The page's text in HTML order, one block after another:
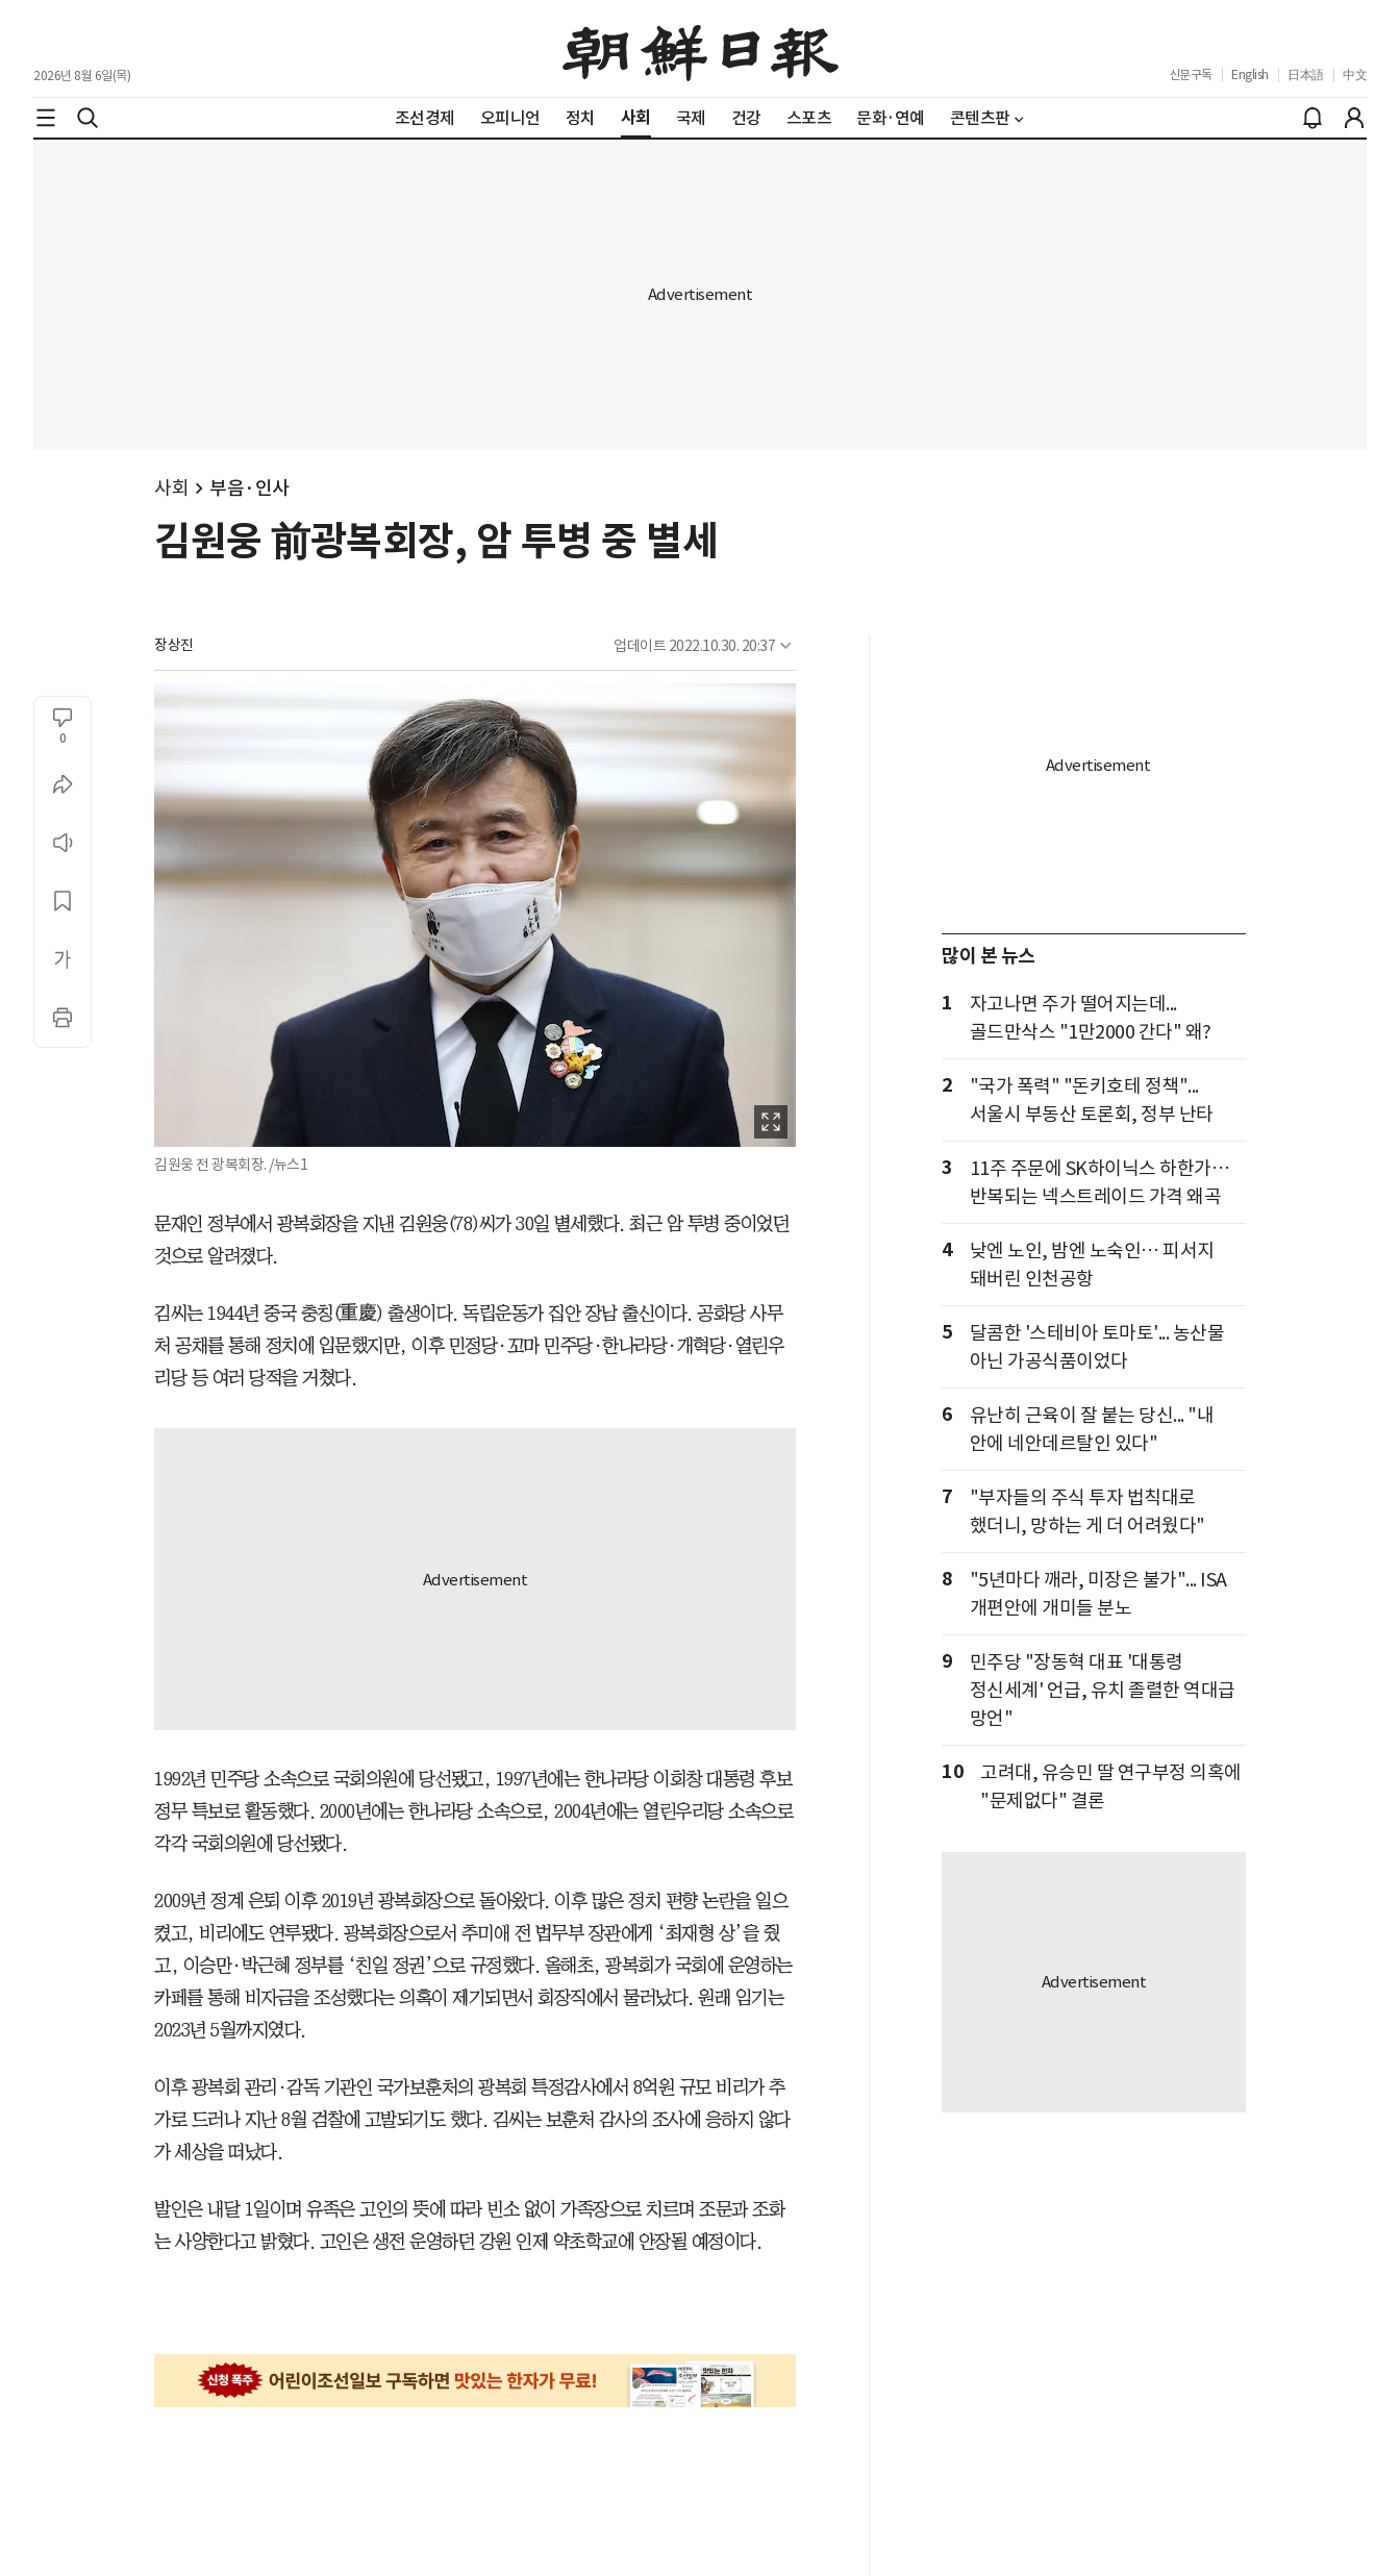
2026년 8월 6일(목) 신문구독 English 日本語 中文
조선경제 오피니언 정치 사회 국제 건강 스포츠 문화·연예 콘텐츠판
사회 부음·인사
김원웅 前광복회장, 암 투병 중 별세
장상진 업데이트 2022.10.30. 20:37
0
김원웅 전 광복회장. /뉴스1
문재인 정부에서 광복회장을 지낸 김원웅(78)씨가 30일 별세했다. 최근 암 투병 중이었던
것으로 알려졌다.
김씨는 1944년 중국 충칭(重慶) 출생이다. 독립운동가 집안 장남 출신이다. 공화당 사무
처 공채를 통해 정치에 입문했지만, 이후 민정당·꼬마 민주당·한나라당·개혁당·열린우
리당 등 여러 당적을 거쳤다.
1992년 민주당 소속으로 국회의원에 당선됐고, 1997년에는 한나라당 이회창 대통령 후보
정무 특보로 활동했다. 2000년에는 한나라당 소속으로, 2004년에는 열린우리당 소속으로
각각 국회의원에 당선됐다.
2009년 정계 은퇴 이후 2019년 광복회장으로 돌아왔다. 이후 많은 정치 편향 논란을 일으
켰고, 비리에도 연루됐다. 광복회장으로서 추미애 전 법무부 장관에게 ‘최재형 상’을 줬
고, 이승만·박근혜 정부를 ‘친일 정권’으로 규정했다. 올해초, 광복회가 국회에 운영하는
카페를 통해 비자금을 조성했다는 의혹이 제기되면서 회장직에서 물러났다. 원래 임기는
2023년 5월까지였다.
이후 광복회 관리·감독 기관인 국가보훈처의 광복회 특정감사에서 8억원 규모 비리가 추
가로 드러나 지난 8월 검찰에 고발되기도 했다. 김씨는 보훈처 감사의 조사에 응하지 않다
가 세상을 떠났다.
발인은 내달 1일이며 유족은 고인의 뜻에 따라 빈소 없이 가족장으로 치르며 조문과 조화
는 사양한다고 밝혔다. 고인은 생전 운영하던 강원 인제 약초학교에 안장될 예정이다.
많이 본 뉴스
1
자고나면 주가 떨어지는데...
골드만삭스 "1만2000 간다" 왜?
2
"국가 폭력" "돈키호테 정책"...
서울시 부동산 토론회, 정부 난타
3
11주 주문에 SK하이닉스 하한가…
반복되는 넥스트레이드 가격 왜곡
4
낮엔 노인, 밤엔 노숙인… 피서지
돼버린 인천공항
5
달콤한 '스테비아 토마토'... 농산물
아닌 가공식품이었다
6
유난히 근육이 잘 붙는 당신... "내
안에 네안데르탈인 있다"
7
"부자들의 주식 투자 법칙대로
했더니, 망하는 게 더 어려웠다"
8
"5년마다 깨라, 미장은 불가"... ISA
개편안에 개미들 분노
9
민주당 "장동혁 대표 '대통령
정신세계' 언급, 유치 졸렬한 역대급
망언"
10
고려대, 유승민 딸 연구부정 의혹에
"문제없다" 결론